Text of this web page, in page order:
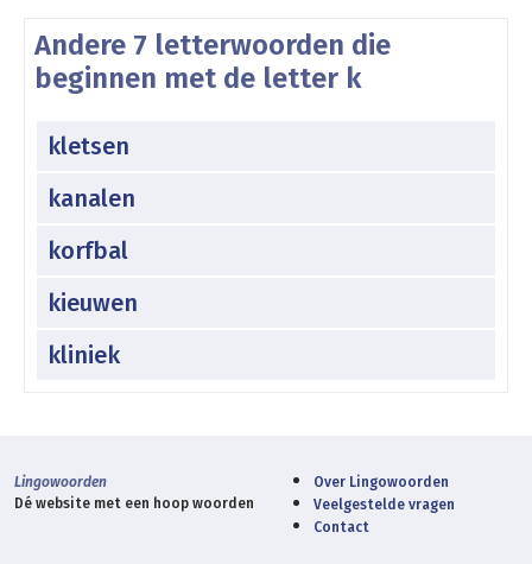
Andere 7 letterwoorden die
beginnen met de letter k
kletsen
kanalen
korfbal
kieuwen
kliniek
Lingowoorden
Dé website met een hoop woorden
Over Lingowoorden
Veelgestelde vragen
Contact